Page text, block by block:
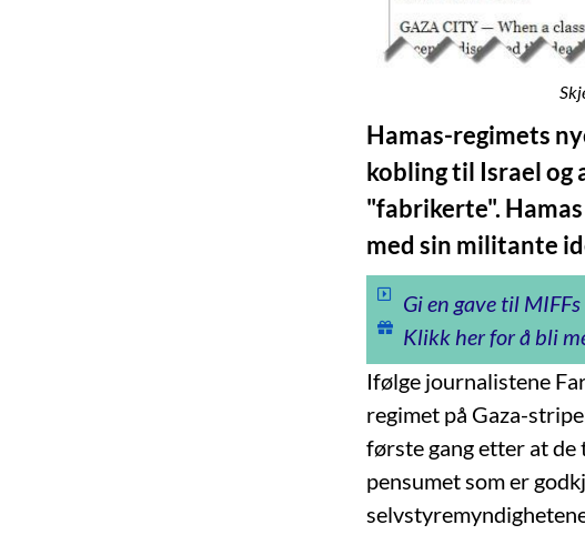
Hamas-regimets
kobling til Israel og
"fabrikerte".
med sin militante
Gi en gave til
Klikk her for å bli
Ifølge journalistene
regimet på Gaza-
første gang etter at
pensumet som er